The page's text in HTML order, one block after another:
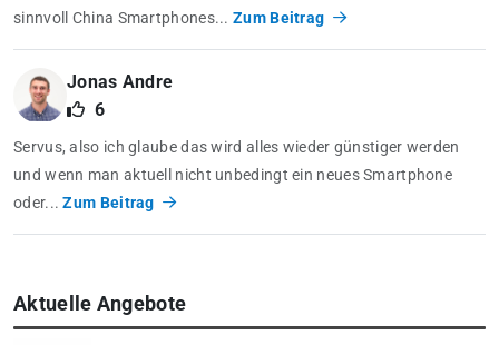
sinnvoll China Smartphones...Zum Beitrag
Jonas Andre
6
Servus, also ich glaube das wird alles wieder günstiger werden
und wenn man aktuell nicht unbedingt ein neues Smartphone
oder...Zum Beitrag
Aktuelle Angebote